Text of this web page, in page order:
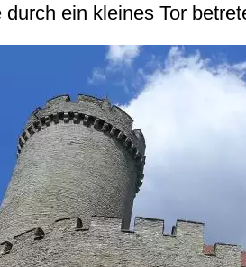
durch ein kleines Tor